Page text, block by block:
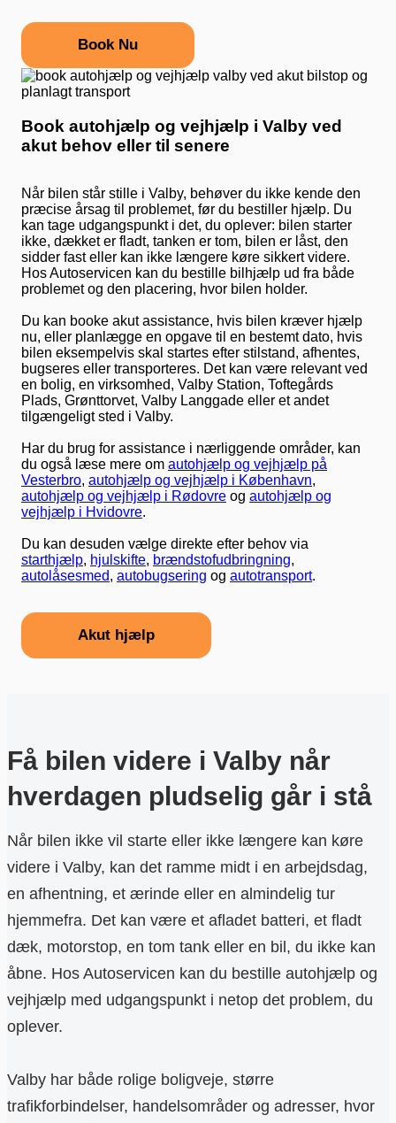
Book Nu
Book autohjælp og vejhjælp i Valby ved
akut behov eller til senere
Når bilen står stille i Valby, behøver du ikke kende den
præcise årsag til problemet, før du bestiller hjælp. Du
kan tage udgangspunkt i det, du oplever: bilen starter
ikke, dækket er fladt, tanken er tom, bilen er låst, den
sidder fast eller kan ikke længere køre sikkert videre.
Hos Autoservicen kan du bestille bilhjælp ud fra både
problemet og den placering, hvor bilen holder.
Du kan booke akut assistance, hvis bilen kræver hjælp
nu, eller planlægge en opgave til en bestemt dato, hvis
bilen eksempelvis skal startes efter stilstand, afhentes,
bugseres eller transporteres. Det kan være relevant ved
en bolig, en virksomhed, Valby Station, Toftegårds
Plads, Grønttorvet, Valby Langgade eller et andet
tilgængeligt sted i Valby.
Har du brug for assistance i nærliggende områder, kan
du også læse mere om autohjælp og vejhjælp på
Vesterbro, autohjælp og vejhjælp i København,
autohjælp og vejhjælp i Rødovre og autohjælp og
vejhjælp i Hvidovre.
Du kan desuden vælge direkte efter behov via
starthjælp, hjulskifte, brændstofudbringning,
autolåsesmed, autobugsering og autotransport.
Akut hjælp
Få bilen videre i Valby når
hverdagen pludselig går i stå
Når bilen ikke vil starte eller ikke længere kan køre
videre i Valby, kan det ramme midt i en arbejdsdag,
en afhentning, et ærinde eller en almindelig tur
hjemmefra. Det kan være et afladet batteri, et fladt
dæk, motorstop, en tom tank eller en bil, du ikke kan
åbne. Hos Autoservicen kan du bestille autohjælp og
vejhjælp med udgangspunkt i netop det problem, du
oplever.
Valby har både rolige boligveje, større
trafikforbindelser, handelsområder og adresser, hvor